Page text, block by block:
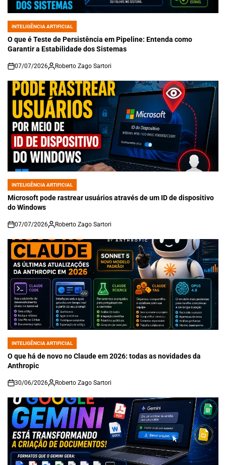
POSTED
IN
INTELIGÊNCIA ARTIFICIAL
O que é Teste de Persistência em Pipeline: Entenda como
Garantir a Estabilidade dos Sistemas
on
07/07/2026 Roberto Zago Sartori
POSTED
IN
INTELIGÊNCIA ARTIFICIAL
Microsoft pode rastrear usuários através de um ID de dispositivo
do Windows
on
07/07/2026 Roberto Zago Sartori
POSTED
IN
INTELIGÊNCIA ARTIFICIAL
O que há de novo no Claude em 2026: todas as novidades da
Anthropic
on
30/06/2026 Roberto Zago Sartori